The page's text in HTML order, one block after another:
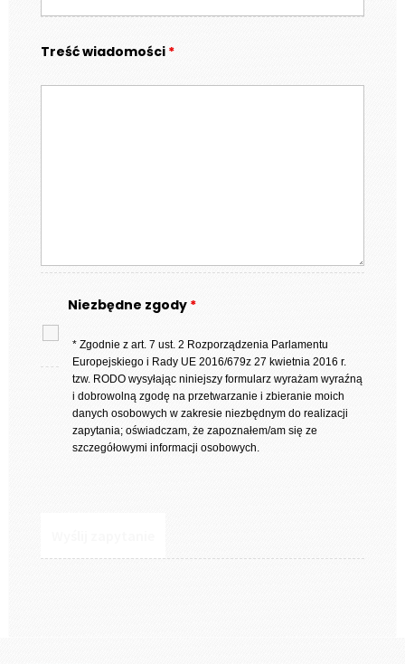
Treść wiadomości *
Niezbędne zgody *
* Zgodnie z art. 7 ust. 2 Rozporządzenia Parlamentu
Europejskiego i Rady UE 2016/679z 27 kwietnia 2016 r.
tzw. RODO wysyłając niniejszy formularz wyrażam wyraźną
i dobrowolną zgodę na przetwarzanie i zbieranie moich
danych osobowych w zakresie niezbędnym do realizacji
zapytania; oświadczam, że zapoznałem/am się ze
szczegółowymi informacji osobowych.